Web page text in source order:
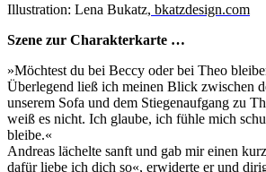
Illustration: Lena Bukatz, bkatzdesign.com
Szene zur Charakterkarte …
»Möchtest du bei Beccy oder bei Theo
Überlegend ließ ich meinen Blick zwischen
unserem Sofa und dem Stiegenaufgang zu
weiß es nicht. Ich glaube, ich fühle mich
bleibe.«
Andreas lächelte sanft und gab mir einen
dafür liebe ich dich so«, erwiderte er und